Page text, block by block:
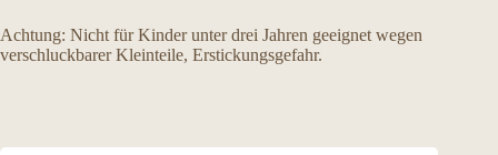
Achtung: Nicht für Kinder unter drei Jahren geeignet wegen
verschluckbarer Kleinteile, Erstickungsgefahr.